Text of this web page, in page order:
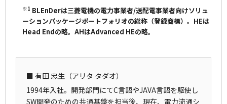
※1 BLEnDerは三菱電機の電力事業者/送配電事業者向けソリュ
ーションパッケージポートフォリオの総称（登録商標）。HEは
Head Endの略。AHはAdvanced HEの略。
■ 有田 忠生（アリタ タダオ）
1994年入社。開発部門にてC言語やJAVA言語を駆使し
SW開発のための共通基盤を担当後、現在、電力流通シ